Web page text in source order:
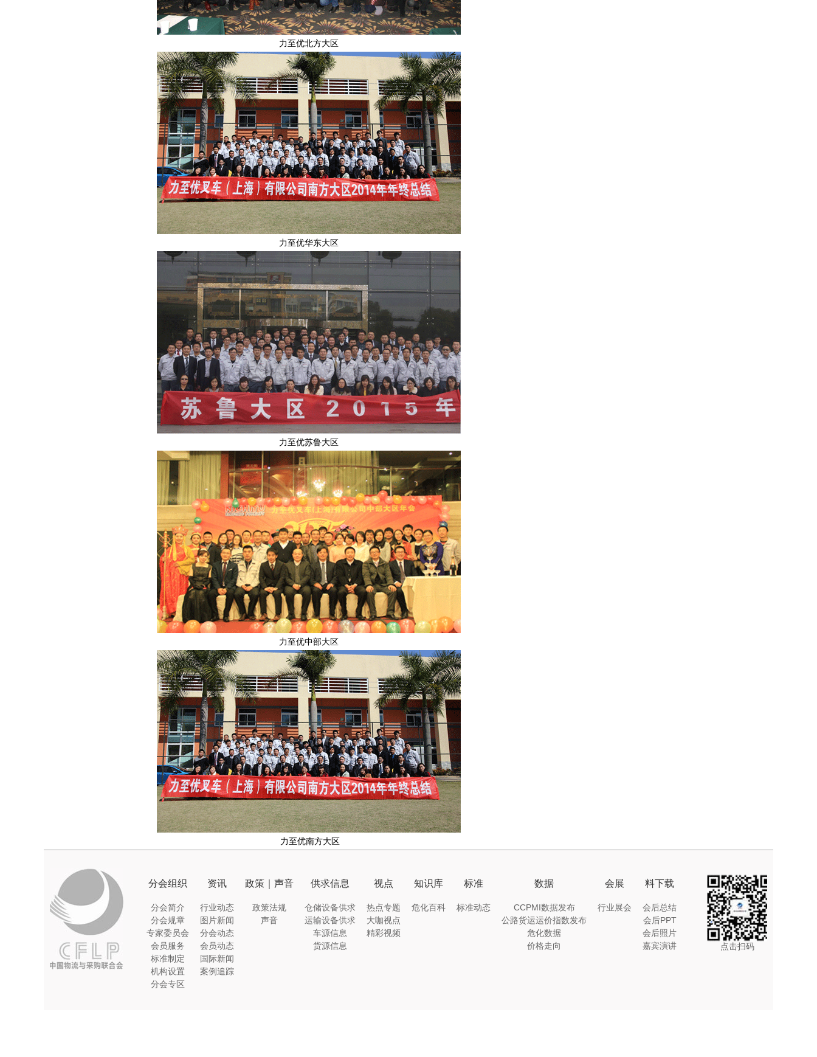
力至优北方大区
力至优华东大区
力至优苏鲁大区
力至优中部大区
力至优南方大区
分会组织
分会简介
分会规章
专家委员会
会员服务
标准制定
机构设置
分会专区
资讯
行业动态
图片新闻
分会动态
会员动态
国际新闻
案例追踪
政策｜声音
政策法规
声音
供求信息
仓储设备供求
运输设备供求
车源信息
货源信息
视点
热点专题
大咖视点
精彩视频
知识库
危化百科
标准
标准动态
数据
CCPMI数据发布
公路货运运价指数发布
危化数据
价格走向
会展
行业展会
料下载
会后总结
会后PPT
会后照片
嘉宾演讲
点击扫码